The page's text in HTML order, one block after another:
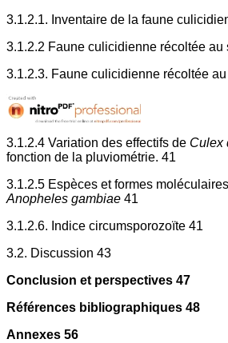
3.1.2.1. Inventaire de la faune
3.1.2.2 Faune culicidienne récoltée au
3.1.2.3. Faune culicidienne récoltée
3.1.2.4 Variation des effectifs de Culex
fonction de la pluviométrie. 41
3.1.2.5 Espèces et formes
Anopheles gambiae 41
3.1.2.6. Indice circumsporozoïte 41
3.2. Discussion 43
Conclusion et perspectives 47
Références bibliographiques 48
Annexes 56